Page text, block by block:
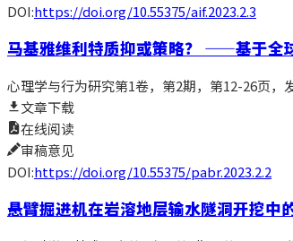
DOI:https://doi.org/10.55375/aif.2023.2.3
马基雅维利特质抑或策略？ ——基于全
心理学与行为研究第1卷，第2期，第12-26页，
文章下载
在线阅读
审稿意见
DOI:https://doi.org/10.55375/pabr.2023.2.2
悬臂掘进机在岩溶地层输水隧洞开挖